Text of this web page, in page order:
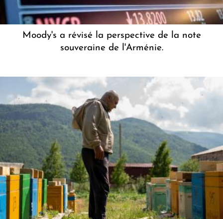
Moody's a révisé la perspective de la note
souveraine de l'Arménie.